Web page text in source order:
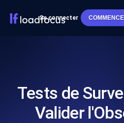
Se connecter
Tests de
Valider